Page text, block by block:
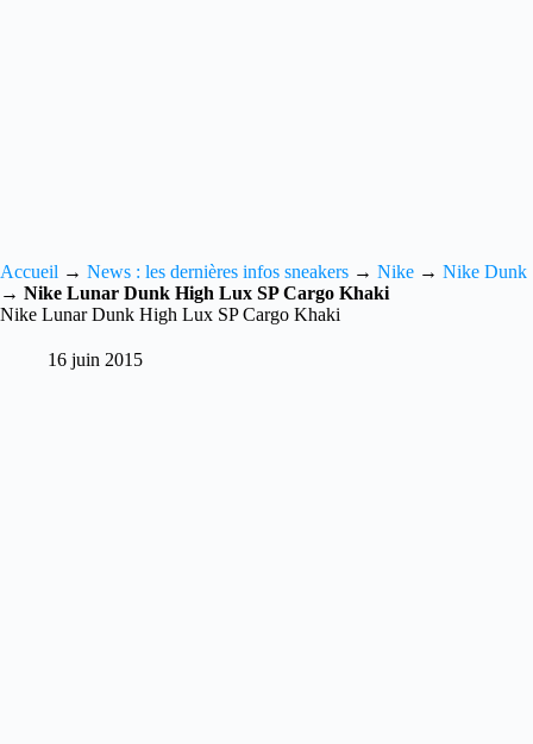
Accueil → News : les dernières infos sneakers → Nike → Nike Dunk
→ Nike Lunar Dunk High Lux SP Cargo Khaki
Nike Lunar Dunk High Lux SP Cargo Khaki
16 juin 2015